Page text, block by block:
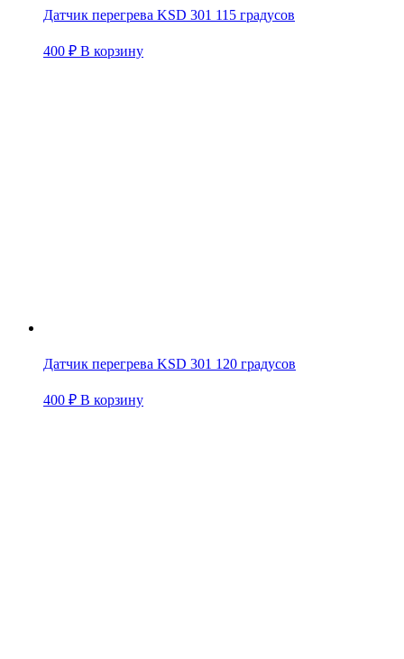
Датчик перегрева KSD 301 115 градусов
400 ₽ В корзину
Датчик перегрева KSD 301 120 градусов
400 ₽ В корзину